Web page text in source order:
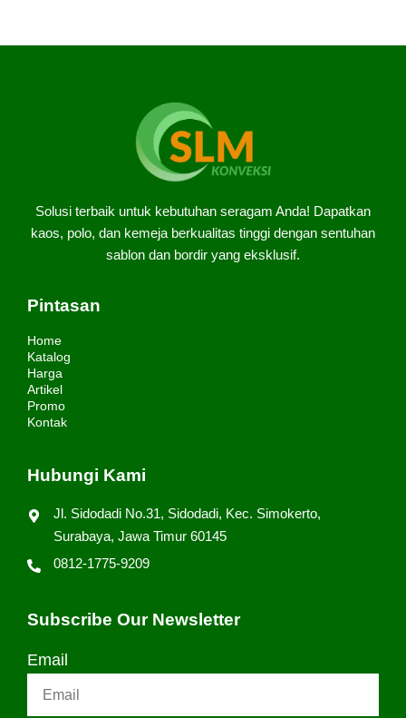
Solusi terbaik untuk kebutuhan seragam Anda! Dapatkan
kaos, polo, dan kemeja berkualitas tinggi dengan sentuhan
sablon dan bordir yang eksklusif.
Pintasan
Home
Katalog
Harga
Artikel
Promo
Kontak
Hubungi Kami
Jl. Sidodadi No.31, Sidodadi, Kec. Simokerto,
Surabaya, Jawa Timur 60145
0812-1775-9209
Subscribe Our Newsletter
Email